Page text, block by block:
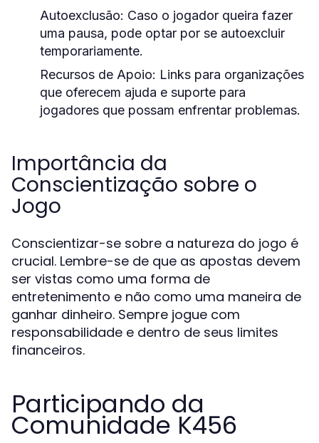
Autoexclusão: Caso o jogador queira fazer
uma pausa, pode optar por se autoexcluir
temporariamente.
Recursos de Apoio: Links para organizações
que oferecem ajuda e suporte para
jogadores que possam enfrentar problemas.
Importância da
Conscientização sobre o
Jogo
Conscientizar-se sobre a natureza do jogo é
crucial. Lembre-se de que as apostas devem
ser vistas como uma forma de
entretenimento e não como uma maneira de
ganhar dinheiro. Sempre jogue com
responsabilidade e dentro de seus limites
financeiros.
Participando da
Comunidade K456